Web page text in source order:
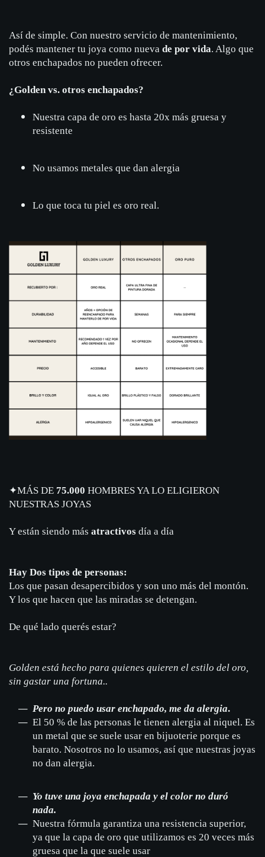
Así de simple. Con nuestro servicio de mantenimiento,
podés mantener tu joya como nueva de por vida. Algo que
otros enchapados no pueden ofrecer.
¿Golden vs. otros enchapados?
Nuestra capa de oro es hasta 20x más gruesa y
resistente
No usamos metales que dan alergia
Lo que toca tu piel es oro real.
✦MÁS DE 75.000 HOMBRES YA LO ELIGIERON
NUESTRAS JOYAS
Y están siendo más atractivos día a día
Hay Dos tipos de personas:
Los que pasan desapercibidos y son uno más del montón.
Y los que hacen que las miradas se detengan.
De qué lado querés estar?
Golden está hecho para quienes quieren el estilo del oro,
sin gastar una fortuna..
Pero no puedo usar enchapado, me da alergia.
El 50 % de las personas le tienen alergia al niquel. Es
un metal que se suele usar en bijuoterie porque es
barato. Nosotros no lo usamos, así que nuestras joyas
no dan alergia.
Yo tuve una joya enchapada y el color no duró
nada.
Nuestra fórmula garantiza una resistencia superior,
ya que la capa de oro que utilizamos es 20 veces más
gruesa que la que suele usar